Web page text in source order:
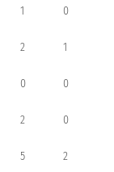
1 0
2 1
0 0
2 0
5 2